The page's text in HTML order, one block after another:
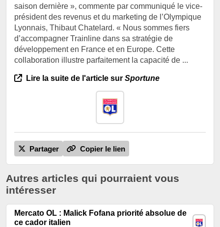
saison dernière », commente par communiqué le vice-
président des revenus et du marketing de l’Olympique
Lyonnais, Thibaut Chatelard. « Nous sommes fiers
d’accompagner Trainline dans sa stratégie de
développement en France et en Europe. Cette
collaboration illustre parfaitement la capacité de ...
Lire la suite de l'article sur Sportune
Partager Copier le lien
Autres articles qui pourraient vous
intéresser
Mercato OL : Malick Fofana priorité absolue de
ce cador italien